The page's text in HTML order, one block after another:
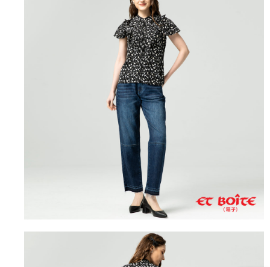
４．使用「AFTEE先享後付」時，將依據個別帳號之用戶狀況，依本公司即
時審查核予不同之上限額度；若仍有額度不足之情形，本公司將視審查結果
５．嚴禁一人註冊多個帳號或使用他人資訊註冊。若發現惡意使用之情形，
恩沛科技股份有限公司將有權停止該用戶之使用額度並採取法律行動。
每筆NT$100，滿NT$3,000(含以上)免運費